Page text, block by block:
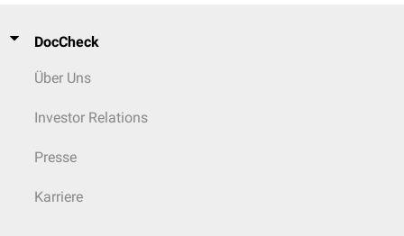
DocCheck
Über Uns
Investor Relations
Presse
Karriere